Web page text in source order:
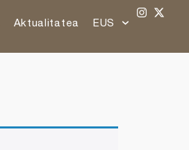
Aktualitatea EUS